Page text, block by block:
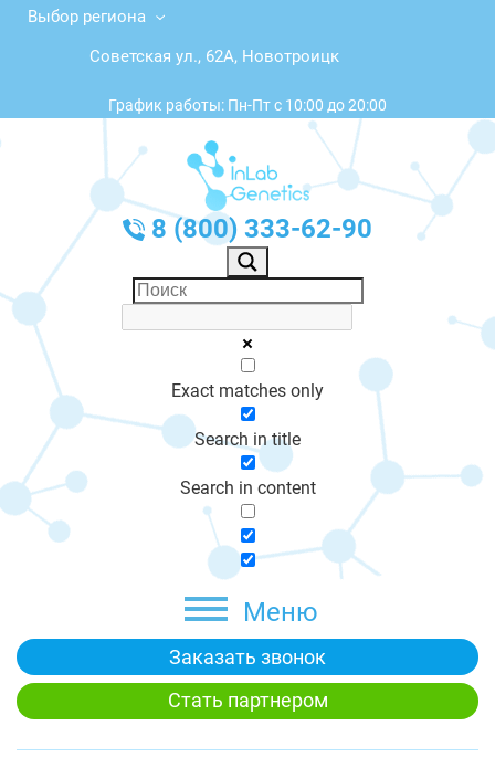
Выбор региона
Советская ул., 62А, Новотроицк
График работы: Пн-Пт с 10:00 до 20:00
8 (800) 333-62-90
Exact matches only
Search in title
Search in content
Меню
Заказать звонок
Стать партнером